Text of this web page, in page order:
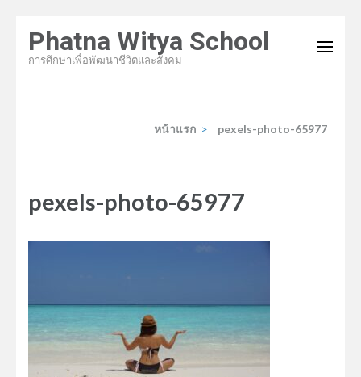
ไปPhatna Witya School
การศึกษาเพื่อพัฒนาชีวิตและสังคม
หน้าแรก > pexels-photo-65977
pexels-photo-65977